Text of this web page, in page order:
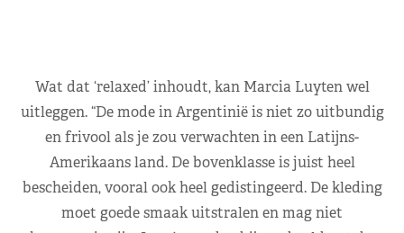
Wat dat ‘relaxed’ inhoudt, kan Marcia Luyten wel
uitleggen. “De mode in Argentinië is niet zo uitbundig
en frivool als je zou verwachten in een Latijns-
Amerikaans land. De bovenklasse is juist heel
bescheiden, vooral ook heel gedistingeerd. De kleding
moet goede smaak uitstralen en mag niet